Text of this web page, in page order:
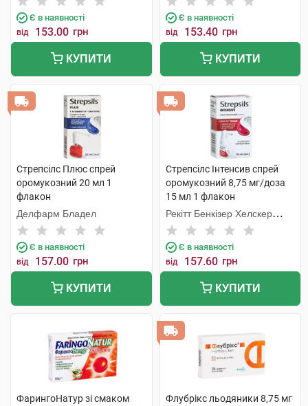
Є в наявності
від 153.00 грн
КУПИТИ
Є в наявності
від 153.40 грн
КУПИТИ
Стрепсілс Плюс спрей
оромукозний 20 мл 1
флакон
Делфарм Бладел
Є в наявності
від 157.00 грн
КУПИТИ
Стрепсілс Інтенсив спрей
оромукозний 8,75 мг/доза
15 мл 1 флакон
Рекітт Бенкізер Хелскер
Інтернешнл
Є в наявності
від 157.60 грн
КУПИТИ
ФарингоНатур зі смаком
Флубрікс льодяники 8,75 мг